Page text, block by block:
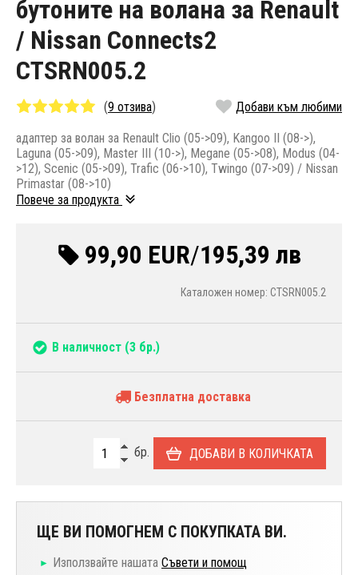
бутоните на волана за Renault
/ Nissan Connects2
CTSRN005.2
(9 отзива) Добави към любими
адаптер за волан за Renault Clio (05->09), Kangoo II (08->),
Laguna (05->09), Master III (10->), Megane (05->08), Modus (04-
>12), Scenic (05->09), Trafic (06->10), Twingo (07->09) / Nissan
Primastar (08->10)
Повече за продукта
99,90 EUR/195,39 лв
Каталожен номер: CTSRN005.2
В наличност (3 бр.)
Безплатна доставка
бр. ДОБАВИ В КОЛИЧКАТА
ЩЕ ВИ ПОМОГНЕМ С ПОКУПКАТА ВИ.
Използвайте нашата Съвети и помощ